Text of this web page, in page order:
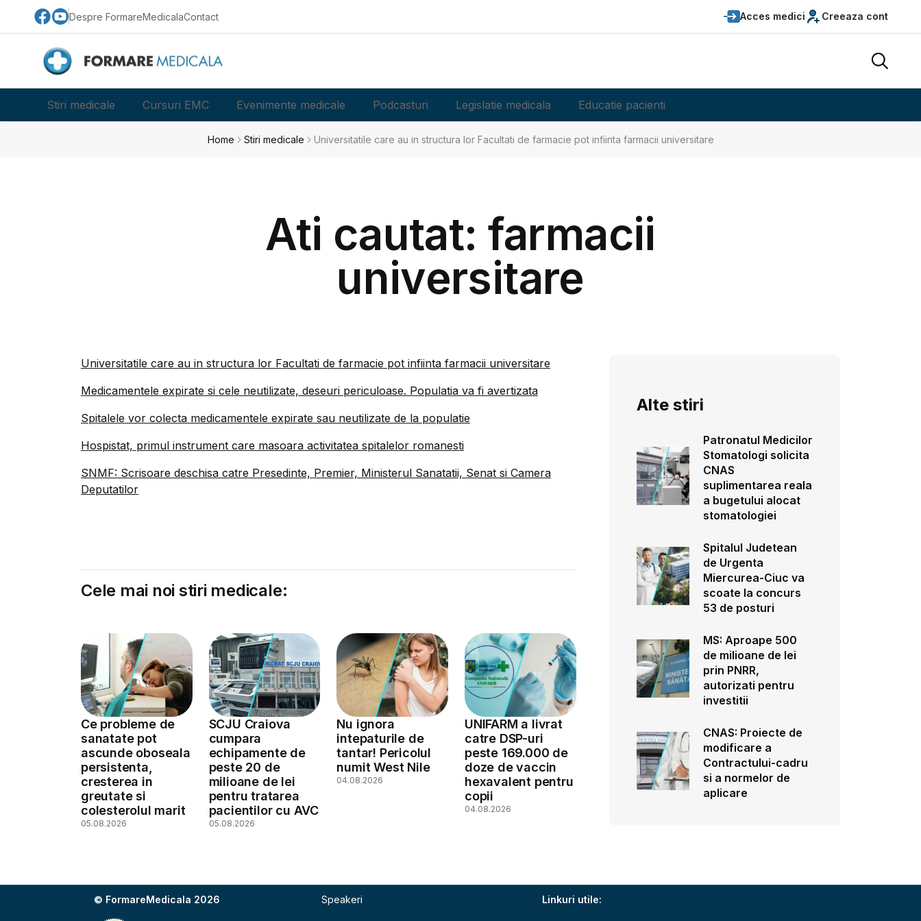
Despre FormareMedicalaContact Acces medici Creeaza cont
Stiri medicale Cursuri EMC Evenimente medicale Podcasturi Legislatie medicala Educatie pacienti
Home Stiri medicale Universitatile care au in structura lor Facultati de farmacie pot infiinta farmacii universitare
Ati cautat: farmacii
universitare
Universitatile care au in structura lor Facultati de farmacie pot infiinta farmacii universitare
Medicamentele expirate si cele neutilizate, deseuri periculoase. Populatia va fi avertizata
Spitalele vor colecta medicamentele expirate sau neutilizate de la populatie
Hospistat, primul instrument care masoara activitatea spitalelor romanesti
SNMF: Scrisoare deschisa catre Presedinte, Premier, Ministerul Sanatatii, Senat si Camera
Deputatilor
Cele mai noi stiri medicale:
Ce probleme de
sanatate pot
ascunde oboseala
persistenta,
cresterea in
greutate si
colesterolul marit
05.08.2026
SCJU Craiova
cumpara
echipamente de
peste 20 de
milioane de lei
pentru tratarea
pacientilor cu AVC
05.08.2026
Nu ignora
intepaturile de
tantar! Pericolul
numit West Nile
04.08.2026
UNIFARM a livrat
catre DSP-uri
peste 169.000 de
doze de vaccin
hexavalent pentru
copii
04.08.2026
Alte stiri
Patronatul Medicilor
Stomatologi solicita
CNAS
suplimentarea reala
a bugetului alocat
stomatologiei
Spitalul Judetean
de Urgenta
Miercurea-Ciuc va
scoate la concurs
53 de posturi
MS: Aproape 500
de milioane de lei
prin PNRR,
autorizati pentru
investitii
CNAS: Proiecte de
modificare a
Contractului-cadru
si a normelor de
aplicare
© FormareMedicala 2026 Speakeri Linkuri utile: